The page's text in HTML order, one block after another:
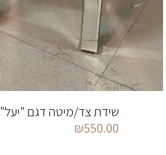
שידת צד/מיטה דגם "יעל"
₪550.00